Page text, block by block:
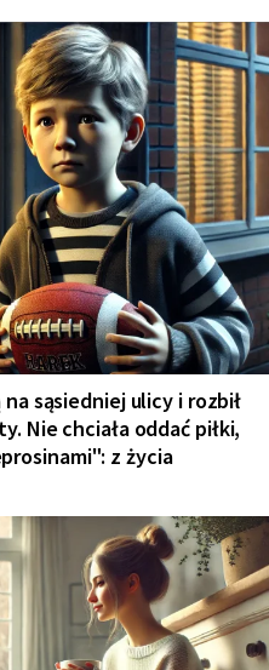
na sąsiedniej ulicy i rozbił
Nie chciała oddać piłki,
z życia